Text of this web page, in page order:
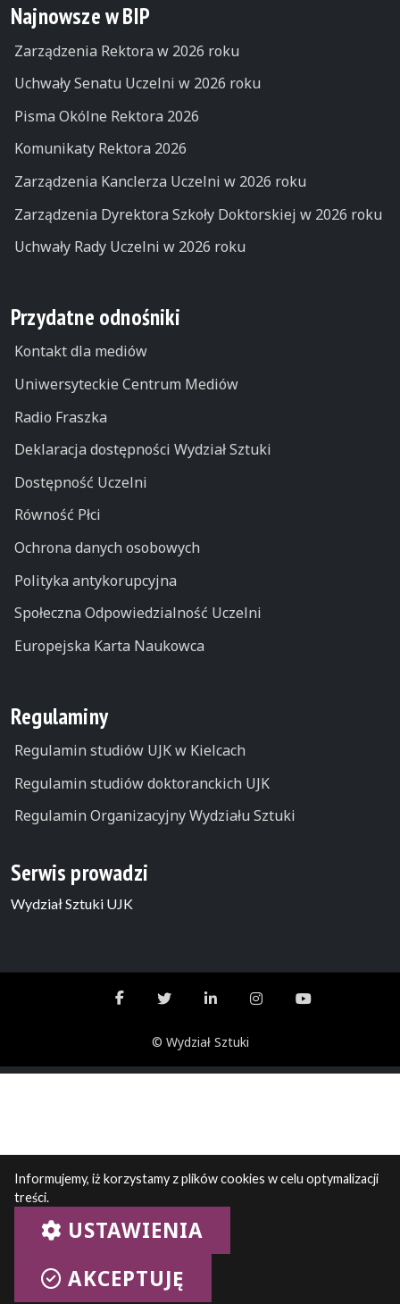
Najnowsze w BIP
Zarządzenia Rektora w 2026 roku
Uchwały Senatu Uczelni w 2026 roku
Pisma Okólne Rektora 2026
Komunikaty Rektora 2026
Zarządzenia Kanclerza Uczelni w 2026 roku
Zarządzenia Dyrektora Szkoły Doktorskiej w 2026 roku
Uchwały Rady Uczelni w 2026 roku
Przydatne odnośniki
Kontakt dla mediów
Uniwersyteckie Centrum Mediów
Radio Fraszka
Deklaracja dostępności Wydział Sztuki
Dostępność Uczelni
Równość Płci
Ochrona danych osobowych
Polityka antykorupcyjna
Społeczna Odpowiedzialność Uczelni
Europejska Karta Naukowca
Regulaminy
Regulamin studiów UJK w Kielcach
Regulamin studiów doktoranckich UJK
Regulamin Organizacyjny Wydziału Sztuki
Serwis prowadzi
Wydział Sztuki UJK
© Wydział Sztuki
Informujemy, iż korzystamy z plików cookies w celu optymalizacji
treści.
USTAWIENIA
AKCEPTUJĘ